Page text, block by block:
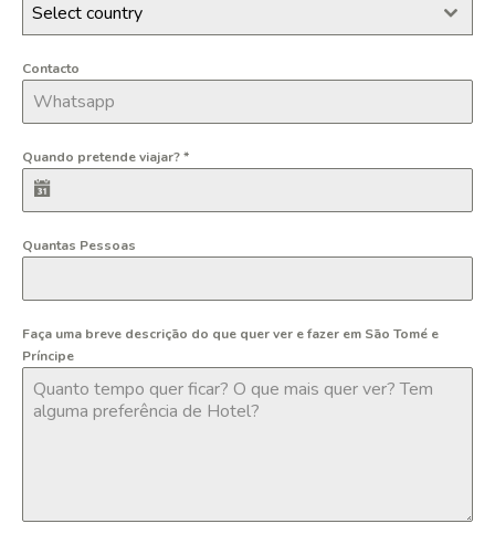
Select country
Contacto
Quando pretende viajar?*
Quantas Pessoas
Faça uma breve descrição do que quer ver e fazer em São Tomé e
Príncipe